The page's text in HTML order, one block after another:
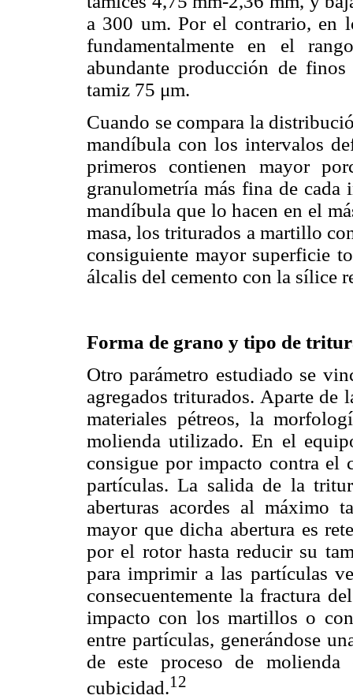
a 300 um. Por el contrario, en
fundamentalmente en el
abundante producción de
tamiz 75 μm.
Cuando se compara la
mandíbula con los intervalos
primeros contienen mayor
granulometría más fina de
mandíbula que lo hacen en el
masa, los triturados a martillo
consiguiente mayor superficie
álcalis del cemento con la sílice
Forma de grano y tipo de
Otro parámetro estudiado se
agregados triturados. Aparte de
materiales pétreos, la
molienda utilizado. En el
consigue por impacto contra el
partículas. La salida de la
aberturas acordes al máximo
mayor que dicha abertura es
por el rotor hasta reducir su
para imprimir a las partículas
consecuentemente la fractura
impacto con los martillos o
entre partículas, generándose
de este proceso de
cubicidad.12